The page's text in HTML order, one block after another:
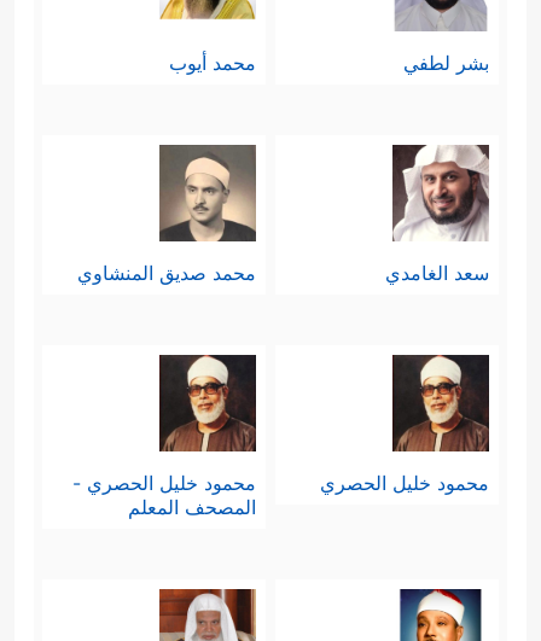
بشر لطفي محمد أيوب
سعد الغامدي محمد صديق المنشاوي
محمود خليل الحصري
محمود خليل الحصري -
المصحف المعلم